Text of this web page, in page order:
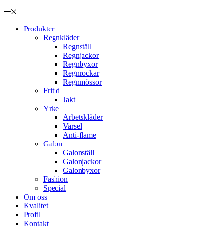
Produkter
Regnkläder
Regnställ
Regnjackor
Regnbyxor
Regnrockar
Regnmössor
Fritid
Jakt
Yrke
Arbetskläder
Varsel
Anti-flame
Galon
Galonställ
Galonjackor
Galonbyxor
Fashion
Special
Om oss
Kvalitet
Profil
Kontakt